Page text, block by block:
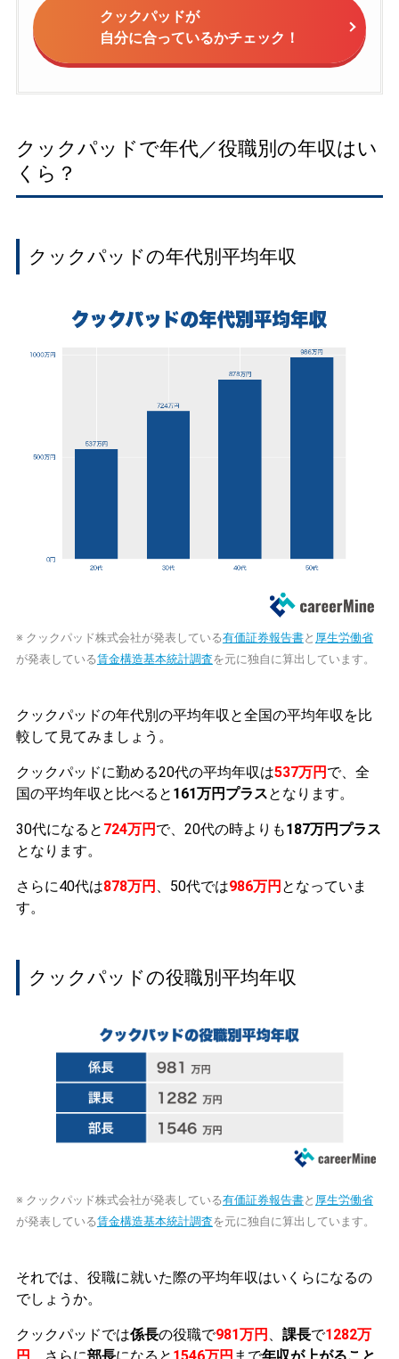
クックパッドが
自分に合っているかチェック！
クックパッドで年代／役職別の年収はい
くら？
クックパッドの年代別平均年収
※ クックパッド株式会社が発表している有価証券報告書と 厚生労働省
が発表している賃金構造基本統計調査を元に独自に算出しています。
クックパッドの年代別の平均年収と全国の平均年収を比
較して見てみましょう。
クックパッドに勤める20代の平均年収は537万円 で、全
国の平均年収と比べると 161万円プラスとなります。
30代になると 724万円 で、20代の時よりも187万円プラス
となります。
さらに40代は878万円 、50代では986万円 となっていま
す。
クックパッドの役職別平均年収
※ クックパッド株式会社が発表している有価証券報告書と 厚生労働省
が発表している賃金構造基本統計調査を元に独自に算出しています。
それでは、役職に就いた際の平均年収はいくらになるの
でしょうか。
クックパッドでは係長の役職で981万円 課長で1282万
円
、さらに部長になると 1546万円 まで年収が上がること